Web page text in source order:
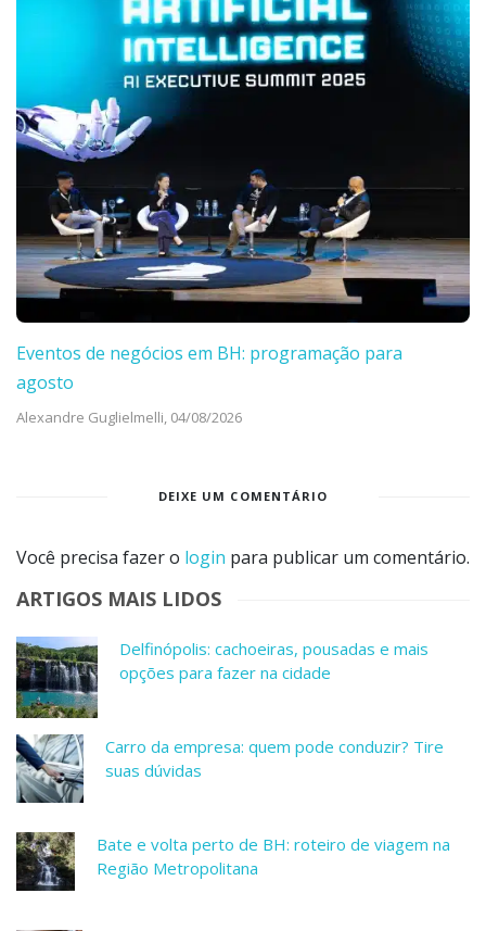
Eventos de negócios em BH: programação para
agosto
Alexandre Guglielmelli, 04/08/2026
DEIXE UM COMENTÁRIO
Você precisa fazer o login para publicar um comentário.
ARTIGOS MAIS LIDOS
Delfinópolis: cachoeiras, pousadas e mais
opções para fazer na cidade
Carro da empresa: quem pode conduzir? Tire
suas dúvidas
Bate e volta perto de BH: roteiro de viagem na
Região Metropolitana